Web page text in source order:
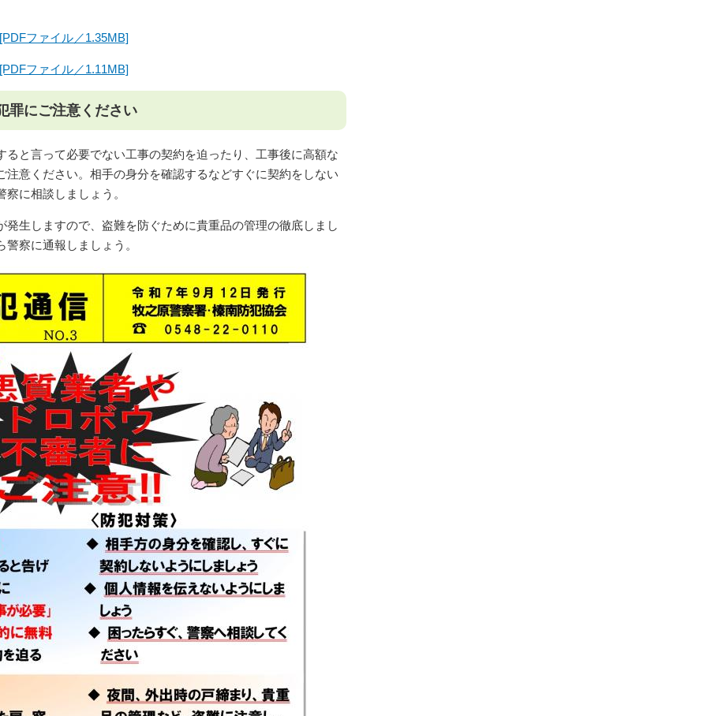
ファイル／1.35MB]
ファイル／1.11MB]
罪にご注意ください
ると言って必要でない工事の契約を迫ったり、工事後に高額な
注意ください。相手の身分を確認するなどすぐに契約をしない
に相談しましょう。
発生しますので、盗難を防ぐために貴重品の管理の徹底しまし
察に通報しましょう。